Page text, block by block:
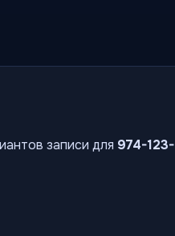
записи для 974-123-